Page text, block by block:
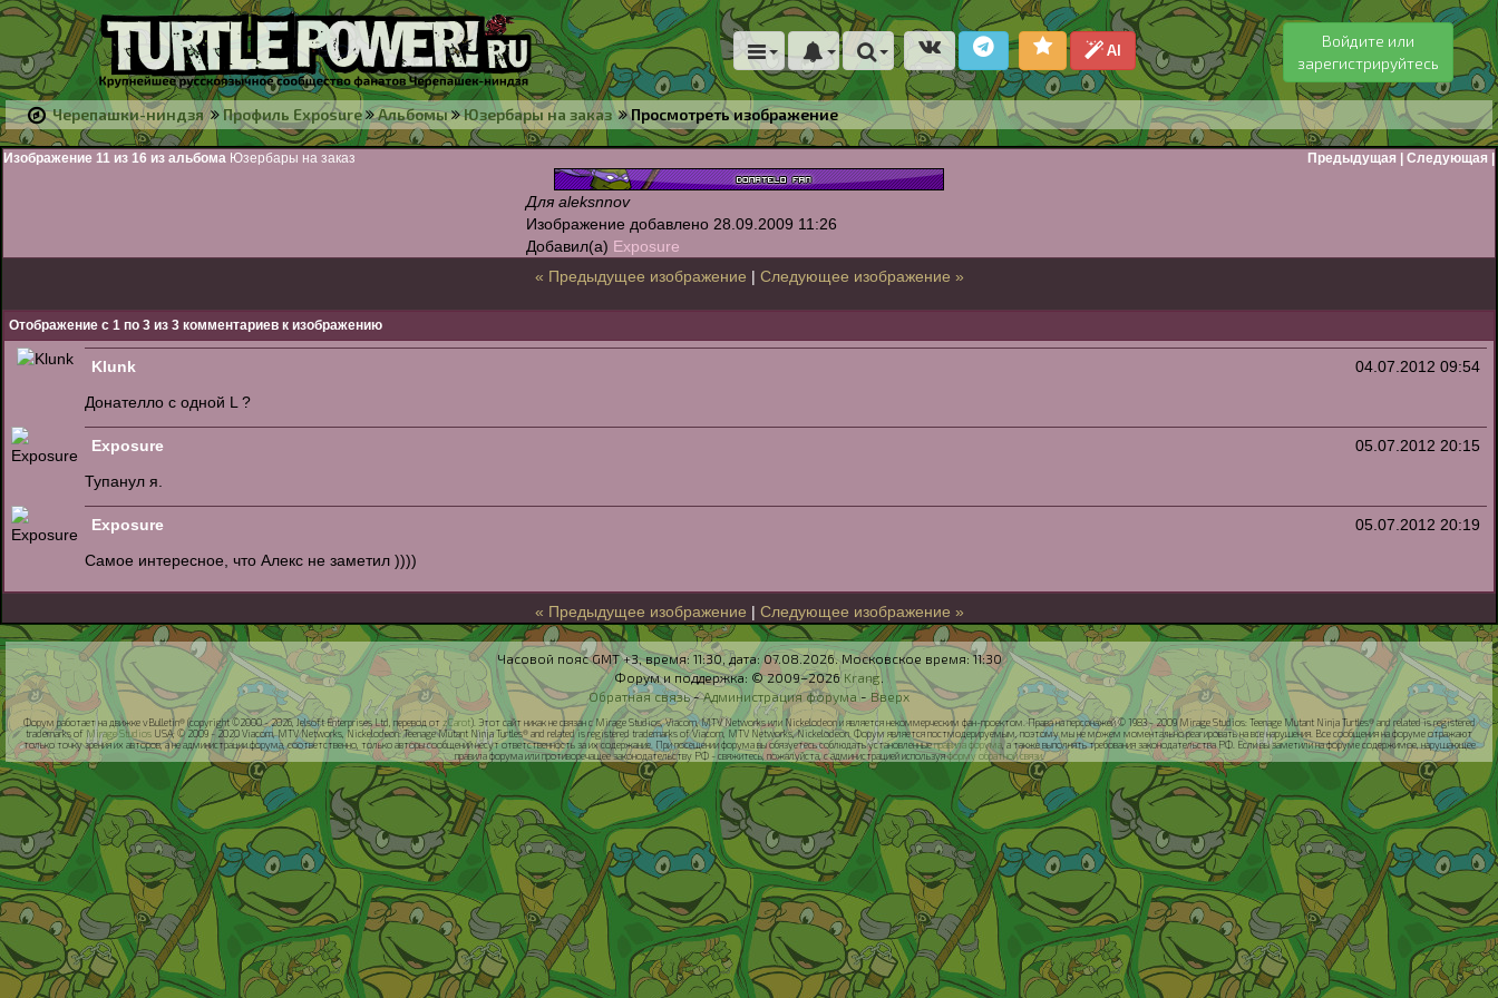
AI
Войдите или
зарегистрируйтесь
Черепашки-ниндзя Профиль Exposure Альбомы Юзербары на заказ Просмотреть изображение
Предыдущая Следующая
Изображение 11 из 16 из альбома Юзербары на заказ
Для aleksnnov
Изображение добавлено 28.09.2009 11:26
Добавил(а) Exposure
« Предыдущее изображение | Следующее изображение »
Отображение с 1 по 3 из 3 комментариев к изображению
04.07.2012 09:54
Klunk
Донателло с одной L ?
05.07.2012 20:15
Exposure
Тупанул я.
05.07.2012 20:19
Exposure
Самое интересное, что Алекс не заметил ))))
« Предыдущее изображение | Следующее изображение »
Часовой пояс GMT +3, время:11:30, дата:07.08.2026. Московское время:11:30
Форум и поддержка: © 2009–2026 Krang.
Обратная связь-Администрация форума-Вверх
Форум работает на движке vBulletin® (copyright ©2000 - 2026, Jelsoft Enterprises Ltd, перевод от zCarot). Этот сайт никак не связан с Mirage Studios, Viacom, MTV Networks или Nickelodeon и является некоммерческим фан-проектом. Права на персонажей © 1983 - 2009 Mirage Studios: Teenage Mutant Ninja Turtles® and related is registered
trademarks of Mirage Studios USA; © 2009 - 2020 Viacom, MTV Networks, Nickelodeon: Teenage Mutant Ninja Turtles® and related is registered trademarks of Viacom, MTV Networks, Nickelodeon. Форум является постмодерируемым, поэтому мы не можем моментально реагировать на все нарушения. Все сообщения на форуме отражают
только точку зрения их авторов, а не администрации форума, соответственно, только авторы сообщений несут ответственность за их содержание. При посещении форума вы обязуетесь соблюдать установленныеправила форума, а также выполнять требования законодательства РФ. Если вы заметили на форуме содержимое, нарушающее
правила форума или противоречащее законодательству РФ - свяжитесь, пожалуйста, с администрацией используяформу обратной связи.